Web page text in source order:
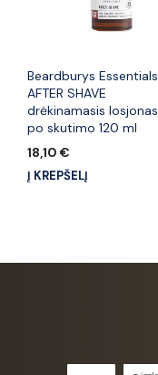
Beardburys Essentials
AFTER SHAVE
drėkinamasis losjonas
po skutimo 120 ml
18,10 €
Į KREPŠELĮ